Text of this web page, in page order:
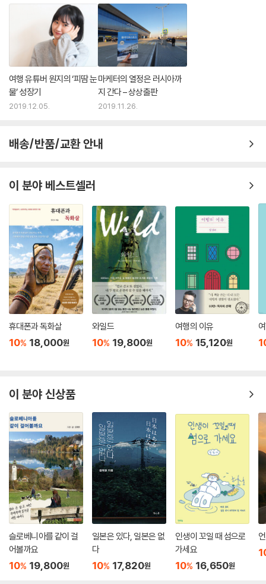
여행 유튜버 원지의 ‘피땀 눈
물’ 성장기
2019.12.05.
마케터의 열정은 러시아까
지 간다 – 상상출판
2019.11.26.
배송/반품/교환 안내
이 분야 베스트셀러
휴대폰과 독화살
10% 18,000원
와일드
10% 19,800원
여행의 이유
10% 15,120원
이 분야 신상품
슬로베니아를 같이 걸
어볼까요
10% 19,800원
일본은 있다, 일본은 없
다
10% 17,820원
인생이 꼬일 때 섬으로
가세요
10% 16,650원